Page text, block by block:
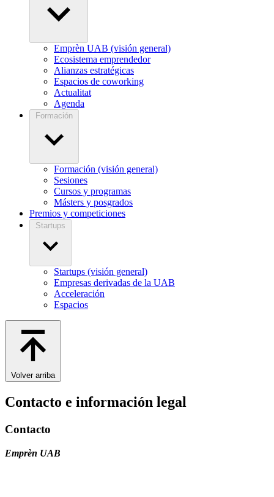
Emprèn UAB (visión general)
Ecosistema emprendedor
Alianzas estratégicas
Espacios de coworking
Actualitat
Agenda
Formación
Formación (visión general)
Sesiones
Cursos y programas
Másters y posgrados
Premios y competiciones
Startups
Startups (visión general)
Empresas derivadas de la UAB
Acceleración
Espacios
Volver arriba
Contacto e información legal
Contacto
Emprèn UAB